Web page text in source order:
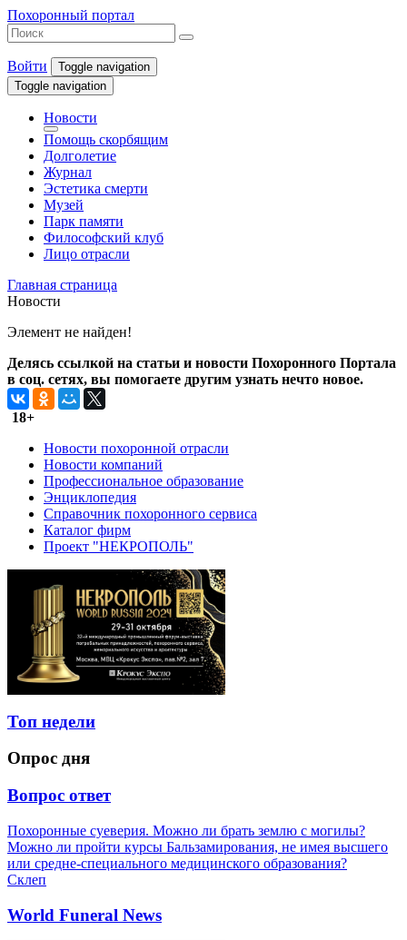
Похоронный портал
Войти
Toggle navigation
Toggle navigation
Новости
Помощь скорбящим
Долголетие
Журнал
Эстетика смерти
Музей
Парк памяти
Философский клуб
Лицо отрасли
Главная страница
Новости
Элемент не найден!
Делясь ссылкой на статьи и новости Похоронного Портала
в соц. сетях, вы помогаете другим узнать нечто новое.
18+
Новости похоронной отрасли
Новости компаний
Профессиональное образование
Энциклопедия
Справочник похоронного сервиса
Каталог фирм
Проект "НЕКРОПОЛЬ"
Топ недели
Опрос дня
Вопрос ответ
Похоронные суеверия. Можно ли брать землю с могилы?
Можно ли пройти курсы Бальзамирования, не имея высшего
или средне-специального медицинского образования?
Склеп
World Funeral News